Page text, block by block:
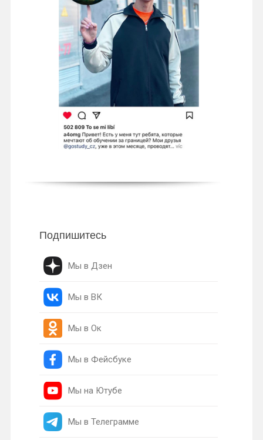
Подпишитесь
Мы в Дзен
Мы в ВК
Мы в Ок
Мы в Фейсбуке
Мы на Ютубе
Мы в Телеграмме